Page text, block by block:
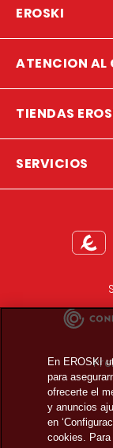
EROSKI
ATENCION AL
TIENDAS
SERVICIOS
En EROSKI
para
ofrecerte el
y anuncios
en
cookies.